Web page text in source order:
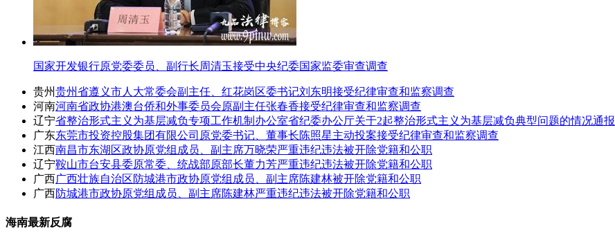
国家开发银行原党委委员、副行长周清玉接受中央纪委国家监委审查调查
贵州贵州省遵义市人大常委会副主任、红花岗区委书记刘东明接受纪律审查和监察调查
河南河南省政协港澳台侨和外事委员会原副主任张春香接受纪律审查和监察调查
辽宁省整治形式主义为基层减负专项工作机制办公室省纪委办公厅关于2起整治形式主义为基层减负典型问题的情况通报
广东东莞市投资控股集团有限公司原党委书记、董事长陈照星主动投案接受纪律审查和监察调查
江西南昌市东湖区政协原党组成员、副主席万晓荣严重违纪违法被开除党籍和公职
辽宁鞍山市台安县委原常委、统战部原部长董力芳严重违纪违法被开除党籍和公职
广西广西壮族自治区防城港市政协原党组成员、副主席陈建林被开除党籍和公职
广西防城港市政协原党组成员、副主席陈建林严重违纪违法被开除党籍和公职
海南最新反腐